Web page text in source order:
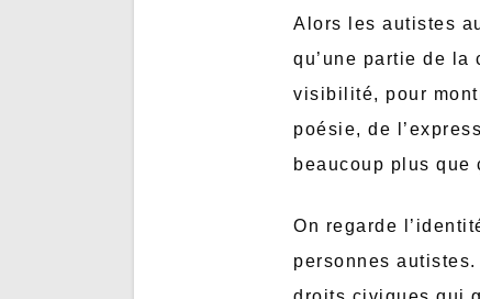
Alors les autistes
qu’une partie de la
visibilité, pour
poésie, de
beaucoup plus que
On regarde
personnes